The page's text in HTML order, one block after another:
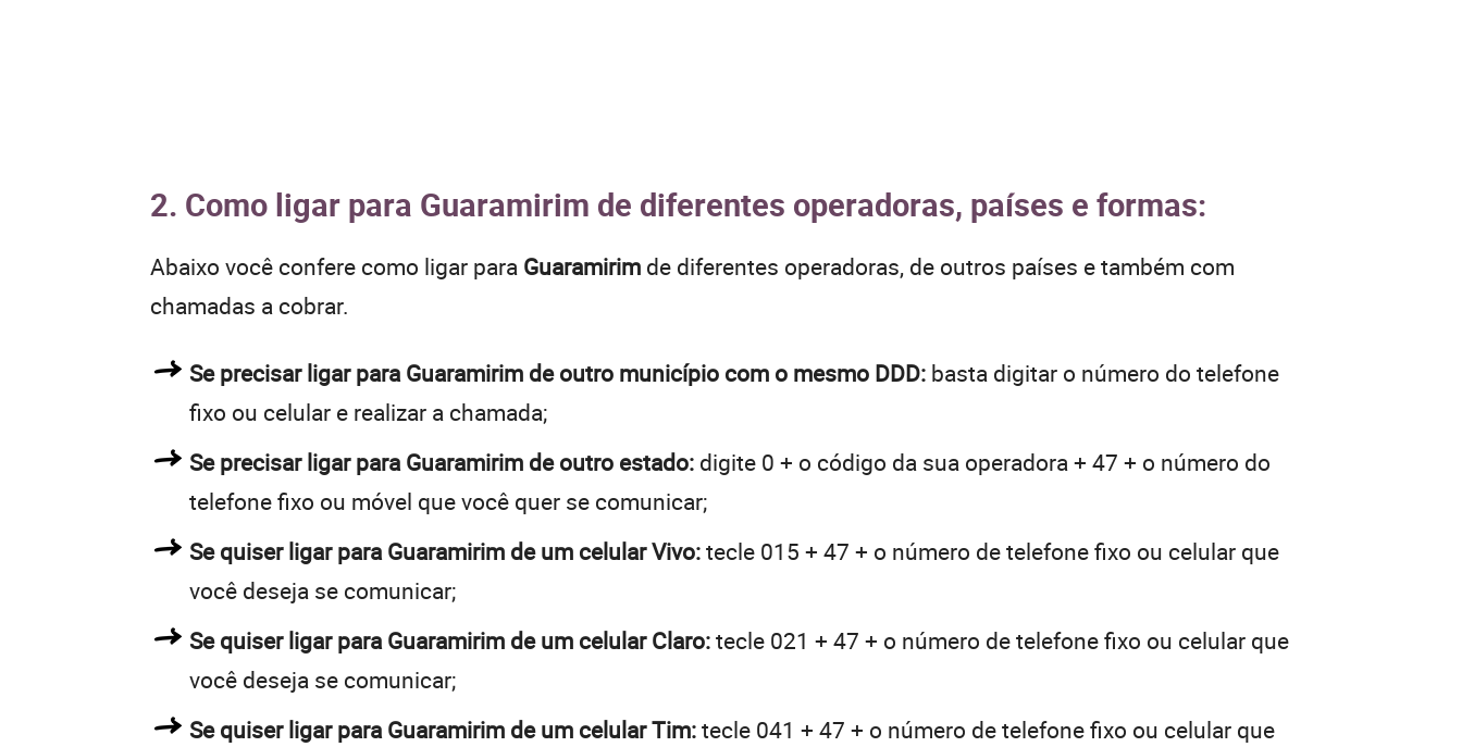
2. Como ligar para Guaramirim de diferentes operadoras, países e formas:
Abaixo você confere como ligar para Guaramirim de diferentes operadoras, de outros países e também com
chamadas a cobrar.
Se precisar ligar para Guaramirim de outro município com o mesmo DDD: basta digitar o número do telefone
fixo ou celular e realizar a chamada;
Se precisar ligar para Guaramirim de outro estado: digite 0 + o código da sua operadora + 47 + o número do
telefone fixo ou móvel que você quer se comunicar;
Se quiser ligar para Guaramirim de um celular Vivo:tecle 015 + 47 + o número de telefone fixo ou celular que
você deseja se comunicar;
Se quiser ligar para Guaramirim de um celular Claro:tecle 021 + 47 + o número de telefone fixo ou celular que
você deseja se comunicar;
Se quiser ligar para Guaramirim de um celular Tim:tecle 041 + 47 + o número de telefone fixo ou celular que